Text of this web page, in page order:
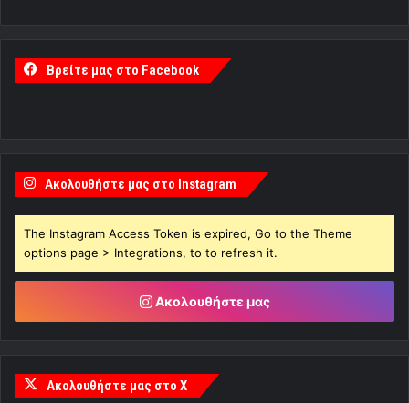
Βρείτε μας στο Facebook
Ακολουθήστε μας στο Instagram
The Instagram Access Token is expired, Go to the Theme
options page > Integrations, to to refresh it.
Ακολουθήστε μας
Ακολουθήστε μας στο X